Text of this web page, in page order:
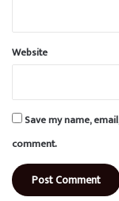
Website
Save my name,
comment.